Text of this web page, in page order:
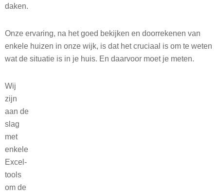
daken.
Onze ervaring, na het goed bekijken en doorrekenen van
enkele huizen in onze wijk, is dat het cruciaal is om te weten
wat de situatie is in je huis. En daarvoor moet je meten.
Wij
zijn
aan de
slag
met
enkele
Excel-
tools
om de